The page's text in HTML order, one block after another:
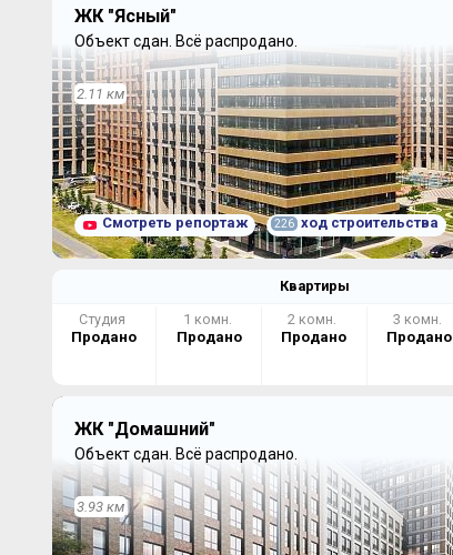
ЖК "Ясный"
Объект сдан. Всё распродано.
2.11 км
Смотреть репортаж 226 ход строительства
Квартиры
Студия
Продано
1 комн.
Продано
2 комн.
Продано
3 комн.
Продано
ЖК "Домашний"
Объект сдан. Всё распродано.
3.93 км